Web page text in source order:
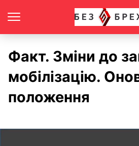
Факт. Зміни до
мобілізацію.
положення